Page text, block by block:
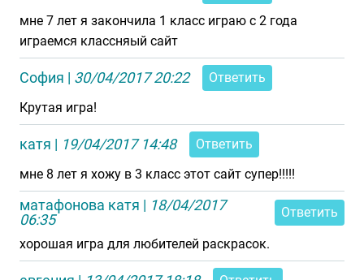
мне 7 лет я закончила 1 класс играю с 2 года
играемся классняый сайт
София | 30/04/2017 20:22
Ответить
Крутая игра!
катя | 19/04/2017 14:48
Ответить
мне 8 лет я хожу в 3 класс этот сайт супер!!!!!
матафонова катя | 18/04/2017
06:35
Ответить
хорошая игра для любителей раскрасок.